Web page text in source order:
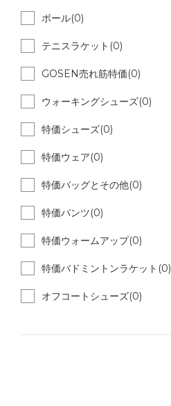
ボール(0)
テニスラケット(0)
GOSEN売れ筋特価(0)
ウォーキングシューズ(0)
特価シューズ(0)
特価ウェア(0)
特価バッグとその他(0)
特価パンツ(0)
特価ウォームアップ(0)
特価バドミントンラケット(0)
オフコートシューズ(0)